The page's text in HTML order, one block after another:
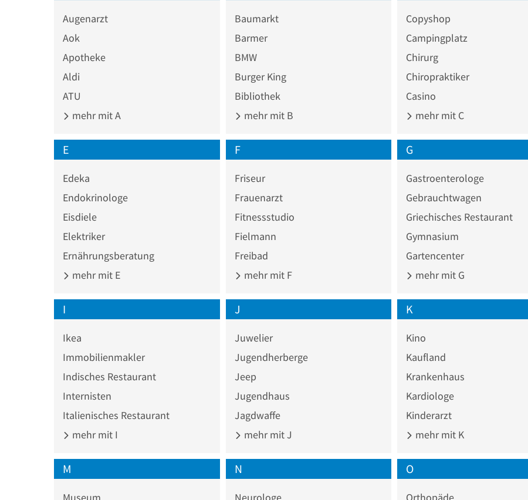
Augenarzt
Aok
Apotheke
Aldi
ATU
mehr mit A
Baumarkt
Barmer
BMW
Burger King
Bibliothek
mehr mit B
Copyshop
Campingplatz
Chirurg
Chiropraktiker
Casino
mehr mit C
E
Edeka
Endokrinologe
Eisdiele
Elektriker
Ernährungsberatung
mehr mit E
F
Friseur
Frauenarzt
Fitnessstudio
Fielmann
Freibad
mehr mit F
G
Gastroenterologe
Gebrauchtwagen
Griechisches Restaurant
Gymnasium
Gartencenter
mehr mit G
I
Ikea
Immobilienmakler
Indisches Restaurant
Internisten
Italienisches Restaurant
mehr mit I
J
Juwelier
Jugendherberge
Jeep
Jugendhaus
Jagdwaffe
mehr mit J
K
Kino
Kaufland
Krankenhaus
Kardiologe
Kinderarzt
mehr mit K
M
Museum
N
Neurologe
O
Orthopäde